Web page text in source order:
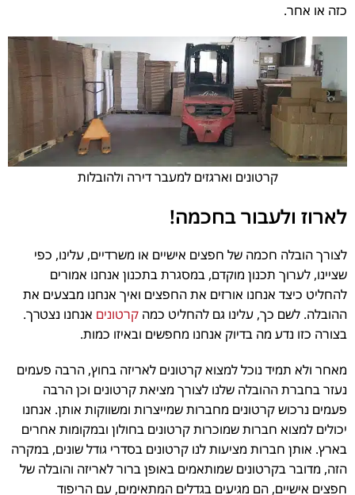
כזה או אחר.
קרטונים וארגזים למעבר דירה ולהובלות
לארוז ולעבור בחכמה!
לצורך הובלה חכמה של חפצים אישיים או משרדיים, עלינו, כפי
שציינו, לערוך תכנון מוקדם, במסגרת בתכנון אנחנו אמורים
להחליט כיצד אנחנו אורזים את החפצים ואיך אנחנו מבצעים את
ההובלה. לשם כך, עלינו גם להחליט כמה קרטונים אנחנו נצטרך.
בצורה כזו נדע מה בדיוק אנחנו מחפשים ובאיזו כמות.
מאחר ולא תמיד נוכל למצוא קרטונים לאריזה בחוץ, הרבה פעמים
נעזר בחברת ההובלה שלנו לצורך מציאת קרטונים וכן הרבה
פעמים נרכוש קרטונים מחברות שמייצרות ומשווקות אותן. אנחנו
יכולים למצוא חברות שמוכרות קרטונים בחולון ובמקומות אחרים
בארץ. אותן חברות מציעות לנו קרטונים בסדרי גודל שונים, במקרה
הזה, מדובר בקרטונים שמותאמים באופן ברור לאריזה והובלה של
חפצים אישיים, הם מגיעים בגדלים המתאימים, עם הריפוד